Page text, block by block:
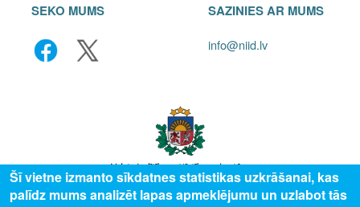
SEKO MUMS SAZINIES AR MUMS
info@niid.lv
Šī vietne izmanto sīkdatnes statistikas uzkrāšanai, kas
palīdz mums analizēt lapas apmeklējumu un uzlabot tās